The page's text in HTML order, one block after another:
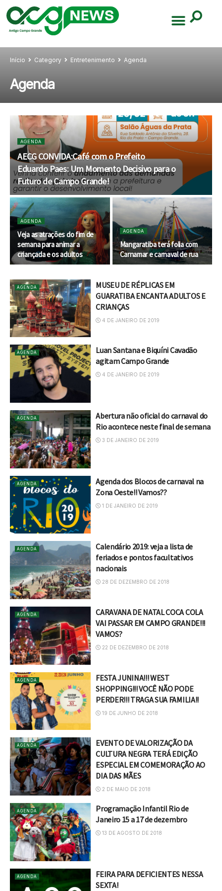
Início Category Entretenimento Agenda
Agenda
AGENDA
AECG CONVIDA:Café com o Prefeito
Eduardo Paes: Um Momento Decisivo para o
Futuro de Campo Grande!
AGENDA
Veja as atrações do fim de
semana para animar a
criançada e os adultos
AGENDA
Mangaratiba terá folia com
Carnamar e carnaval de rua
AGENDA
MUSEU DE RÉPLICAS EM
GUARATIBA ENCANTA ADULTOS E
CRIANÇAS
4 DE JANEIRO DE 2019
AGENDA
Luan Santana e Biquíni Cavadão
agitam Campo Grande
4 DE JANEIRO DE 2019
AGENDA
Abertura não oficial do carnaval do
Rio acontece neste final de semana
3 DE JANEIRO DE 2019
AGENDA
Agenda dos Blocos de carnaval na
Zona Oeste!! Vamos??
1 DE JANEIRO DE 2019
AGENDA
Calendário 2019: veja a lista de
feriados e pontos facultativos
nacionais
28 DE DEZEMBRO DE 2018
AGENDA
CARAVANA DE NATAL COCA COLA
VAI PASSAR EM CAMPO GRANDE!!!
VAMOS?
22 DE DEZEMBRO DE 2018
AGENDA
FESTA JUNINA!!! WEST
SHOPPING!!! VOCÊ NÃO PODE
PERDER!!! TRAGA SUA FAMILIA!!
19 DE JUNHO DE 2018
AGENDA
EVENTO DE VALORIZAÇÃO DA
CULTURA NEGRA TERÁ EDIÇÃO
ESPECIAL EM COMEMORAÇÃO AO
DIA DAS MÃES
2 DE MAIO DE 2018
AGENDA
Programação Infantil Rio de
Janeiro 15 a 17 de dezembro
13 DE AGOSTO DE 2018
AGENDA
FEIRA PARA DEFICIENTES NESSA
SEXTA!